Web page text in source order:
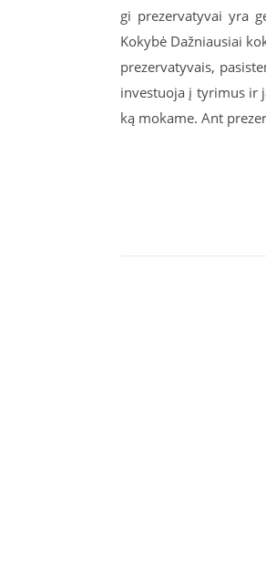
gi prezervatyvai yra
Kokybė Dažniausiai
prezervatyvais,
investuoja į tyrimus ir
ką mokame. Ant